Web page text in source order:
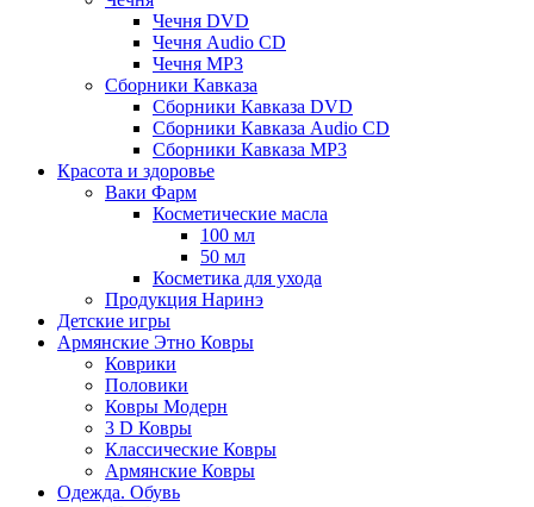
Чечня DVD
Чечня Audio CD
Чечня MP3
Сборники Кавказа
Сборники Кавказа DVD
Сборники Кавказа Audio CD
Сборники Кавказа MP3
Красота и здоровье
Ваки Фарм
Косметические масла
100 мл
50 мл
Косметика для ухода
Продукция Наринэ
Детские игры
Армянские Этно Ковры
Коврики
Половики
Ковры Модерн
3 D Ковры
Классические Ковры
Армянские Ковры
Одежда. Обувь